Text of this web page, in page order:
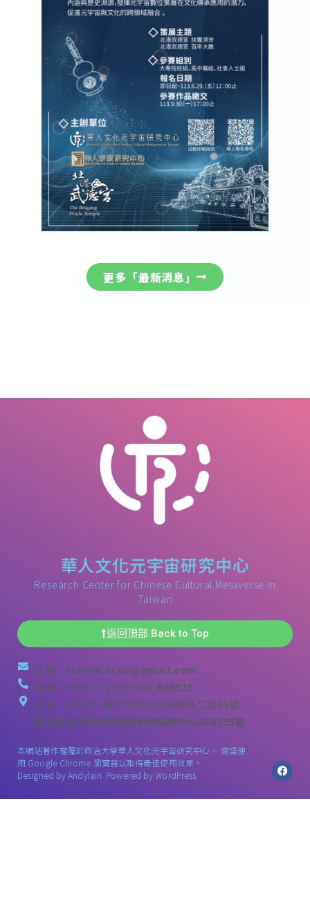
更多「最新消息」
華人文化元宇宙研究中心
Research Center for Chinese Cultural Metaverse in
Taiwan
返回頂部 Back to Top
信箱： ccmtw.nccu@gmail.com
電話：+886-2-29393091 #69325
地址：116011 臺北市文山區指南路二段64號
國立政治大學研究暨創新育成總中心350325室
本網站著作權屬於政治大學華人文化元宇宙研究中心， 建議使
用 Google Chrome 瀏覽器以取得最佳使用效果。
Designed byAndylain . Powered by WordPress.